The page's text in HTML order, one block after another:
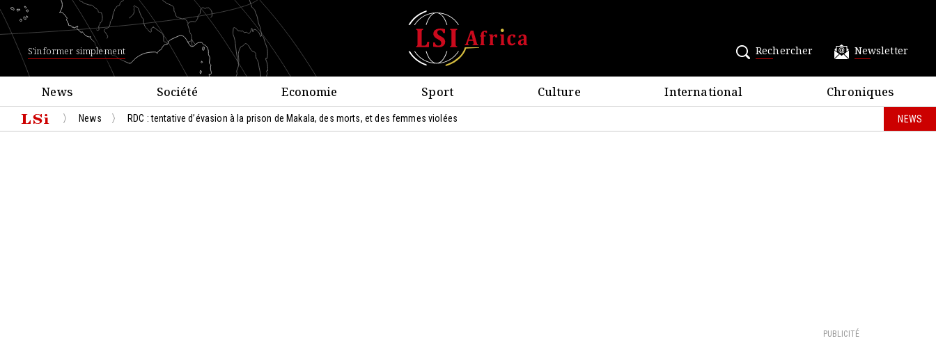
S'informer simplement Rechercher Newsletter
News Société Economie Sport Culture International Chroniques
News RDC : tentative d’évasion à la prison de Makala, des morts, et des femmes violées NEWS
PUBLICITÉ